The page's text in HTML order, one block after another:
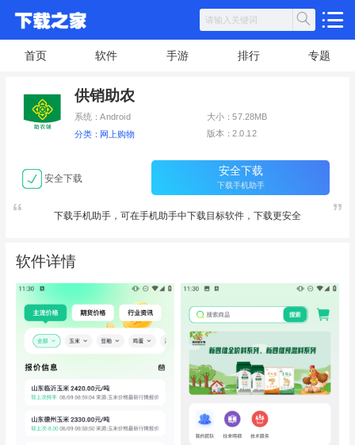
首页 软件 手游 排行 专题
供销助农
系统：Android 大小：57.28MB
分类：网上购物 版本：2.0.12
安全下载
安全下载
下载手机助手
下载手机助手，可在手机助手中下载目标软件，下载更安全
软件详情